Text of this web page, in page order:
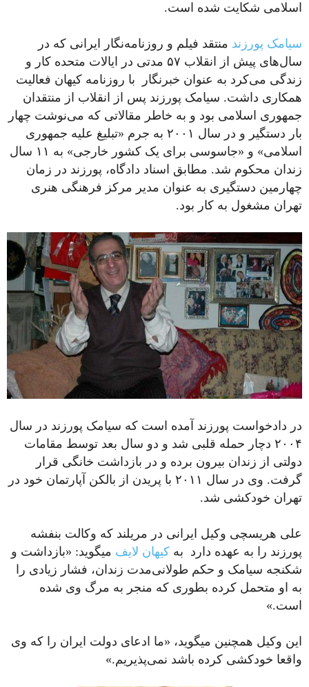
اسلامی شکایت شده است.
سیامک پورزند منتقد فیلم و روزنامه‌نگار ایرانی که در
سال‌های پیش از انقلاب ۵۷ مدتی در ایالات متحده کار و
زندگی می‌کرد به عنوان خبرنگار با روزنامه کیهان فعالیت
همکاری داشت. سیامک پورزند پس از انقلاب از منتقدان
جمهوری اسلامی بود و به خاطر مقالاتی که می‌نوشت چهار
بار دستگیر و در سال ۲۰۰۱ به جرم «تبلیغ علیه جمهوری
اسلامی» و «جاسوسی برای یک کشور خارجی» به ۱۱ سال
زندان محکوم شد. مطابق اسناد دادگاه، پورزند در زمان
چهارمین دستگیری به عنوان مدیر مرکز فرهنگی هنری
تهران مشغول به کار بود.
در دادخواست پورزند آمده است که سیامک پورزند در سال
۲۰۰۴ دچار حمله قلبی شد و دو سال بعد توسط مقامات
دولتی از زندان بیرون برده و در بازداشت خانگی قرار
گرفت. وی در سال ۲۰۱۱ با پریدن از بالکن آپارتمان خود در
تهران خودکشی شد.
علی هریسچی وکیل ایرانی در مریلند که وکالت بنفشه
پورزند را به عهده دارد به کیهان لایف
می‎گوید: «بازداشت و
شکنجه سیامک و حکم طولانی‌مدت زندان، فشار زیادی را
به او متحمل کرده بطوری که منجر به مرگ وی شده
است.»
این وکیل همچنین می‎گوید، «ما ادعای دولت ایران را که وی
واقعا خودکشی کرده باشد نمی‌پذیریم.»